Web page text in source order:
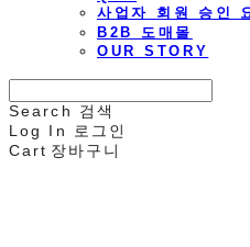
사업자 회원 승인
B2B 도매몰
OUR STORY
Search
검색
Log In
로그인
Cart 장바구니